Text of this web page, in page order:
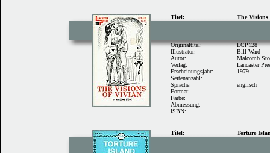
Titel: The
Originaltitel:
Illustrator:
Autor:
Verlag:
LCP128
Bill Ward
Malcomb
Lancaster
Erscheinungsjahr:
Seitenanzahl:
Sprache:
Format:
Farbe:
Abmessung:
ISBN:
1979
englisch
Titel: Torture